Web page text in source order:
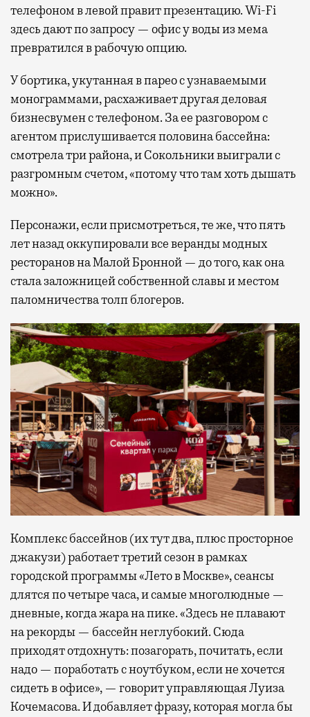
телефоном в левой правит презентацию. Wi-Fi
здесь дают по запросу — офис у воды из мема
превратился в рабочую опцию.
У бортика, укутанная в парео с узнаваемыми
монограммами, расхаживает другая деловая
бизнесвумен с телефоном. За ее разговором с
агентом прислушивается половина бассейна:
смотрела три района, и Сокольники выиграли с
разгромным счетом, «потому что там хоть дышать
можно».
Персонажи, если присмотреться, те же, что пять
лет назад оккупировали все веранды модных
ресторанов на Малой Бронной — до того, как она
стала заложницей собственной славы и местом
паломничества толп блогеров.
Комплекс бассейнов (их тут два, плюс просторное
джакузи) работает третий сезон в рамках
городской программы «Лето в Москве», сеансы
длятся по четыре часа, и самые многолюдные —
дневные, когда жара на пике. «Здесь не плавают
на рекорды — бассейн неглубокий. Сюда
приходят отдохнуть: позагорать, почитать, если
надо — поработать с ноутбуком, если не хочется
сидеть в офисе», — говорит управляющая Луиза
Кочемасова. И добавляет фразу, которая могла бы